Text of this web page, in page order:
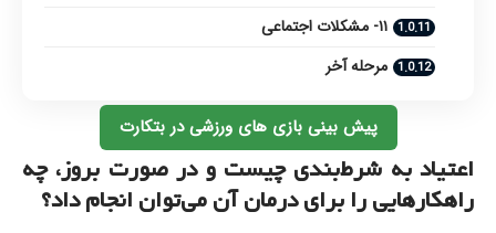
۱۱- مشکلات اجتماعی
مرحله آخر
پیش بینی بازی های ورزشی در بتکارت
اعتیاد به شرط‌بندی چیست و در صورت بروز، چه
راهکارهایی را برای درمان آن می‌توان انجام داد؟